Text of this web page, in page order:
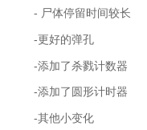
- 尸体停留时间较长
-更好的弹孔
-添加了杀戮计数器
-添加了圆形计时器
-其他小变化